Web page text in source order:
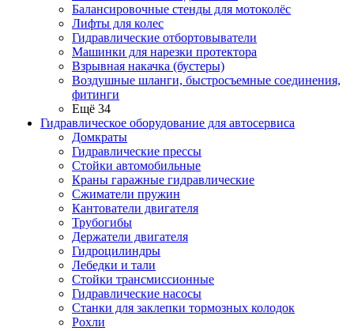
Балансировочные стенды для мотоколёс
Лифты для колес
Гидравлические отбортовыватели
Машинки для нарезки протектора
Взрывная накачка (бустеры)
Воздушные шланги, быстросъемные соединения,
фитинги
Ещё 34
Гидравлическое оборудование для автосервиса
Домкраты
Гидравлические прессы
Стойки автомобильные
Краны гаражные гидравлические
Сжиматели пружин
Кантователи двигателя
Трубогибы
Держатели двигателя
Гидроцилиндры
Лебедки и тали
Стойки трансмиссионные
Гидравлические насосы
Cтанки для заклепки тормозных колодок
Рохли